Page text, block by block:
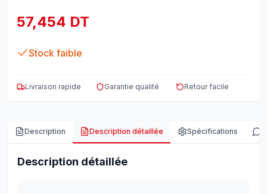
57,454 DT
Stock faible
Livraison rapide Garantie qualité Retour facile
Description Description détaillée Spécifications
Description détaillée